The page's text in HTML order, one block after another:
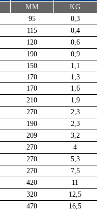
MM
KG
95
0,3
115
0,4
120
0,6
190
0,9
150
1,1
170
1,3
170
1,6
210
1,9
270
2,3
190
2,3
209
3,2
270
4
270
5,3
270
7,5
420
11
320
12,5
470
16,5